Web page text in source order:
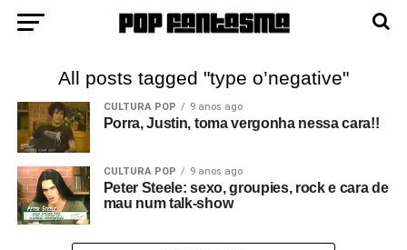
All posts tagged "type o’negative"
CULTURA POP 9 anos ago
Porra, Justin, toma vergonha nessa cara!!
CULTURA POP 9 anos ago
Peter Steele: sexo, groupies, rock e cara de
mau num talk-show